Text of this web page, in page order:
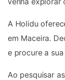
A Holidu
em Maceira.
e procure a
Ao pesquisar